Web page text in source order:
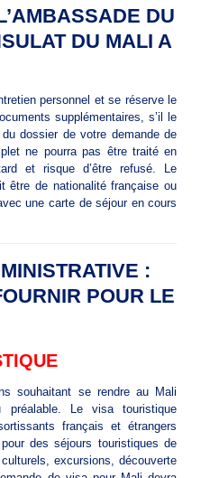
DU
DU MALI A
personnel et se réserve le
supplémentaires, s’il le
dossier de votre demande de
ne pourra pas être traité en
et risque d’être refusé. Le
être de nationalité française ou
une carte de séjour en cours
:
POUR LE
souhaitant se rendre au Mali
Le visa touristique
français et étrangers
des séjours touristiques de
excursions, découverte